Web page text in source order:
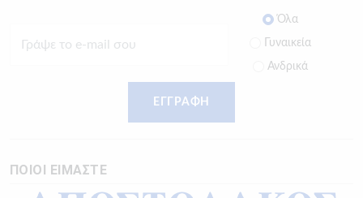
Όλα
Γυναικεία
Ανδρικά
ΕΓΓΡΑΦΗ
ΠΟΙΟΙ ΕΙΜΑΣΤΕ